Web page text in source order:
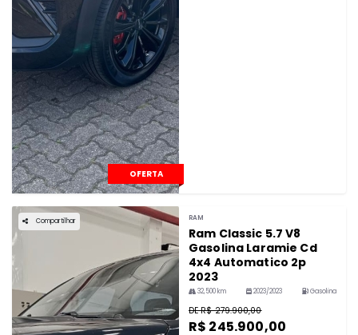
OFERTA
Compartilhar RAM
Ram Classic 5.7 V8
Gasolina Laramie Cd
4x4 Automatico 2p
2023
32,500 km 2023/2023 Gasolina
DE R$ 279.900,00
R$ 245.900,00